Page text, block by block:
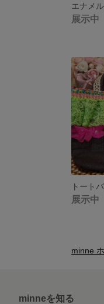
エナメ
展示中
トート
展示中
minne
minneを知る